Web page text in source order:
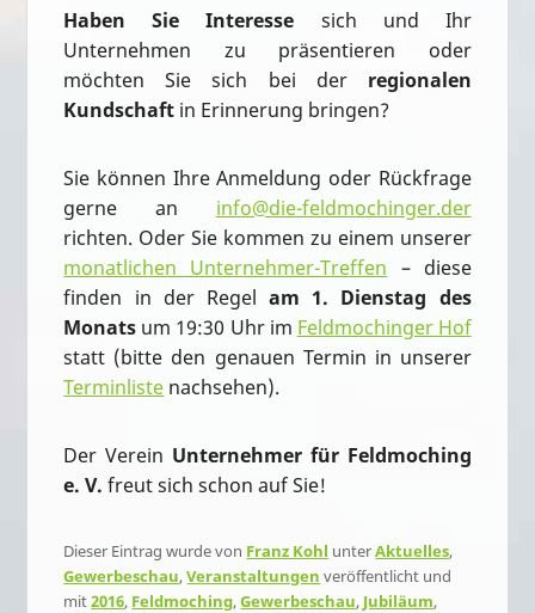
Haben Sie Interesse sich und Ihr
Unternehmen zu präsentieren oder
möchten Sie sich bei der regionalen
Kundschaft in Erinnerung bringen?
Sie können Ihre Anmeldung oder Rückfrage
gerne an info@die-feldmochinger.der
richten. Oder Sie kommen zu einem unserer
monatlichen Unternehmer-Treffen – diese
finden in der Regelam 1. Dienstag des
Monats um 19:30 Uhr im Feldmochinger Hof
statt (bitte den genauen Termin in unserer
Terminliste nachsehen).
Der Verein Unternehmer für Feldmoching
e. V. freut sich schon auf Sie!
Dieser Eintrag wurde von Franz Kohl unterAktuelles,
Gewerbeschau,Veranstaltungen veröffentlicht und
mit2016, Feldmoching,Gewerbeschau, Jubiläum,